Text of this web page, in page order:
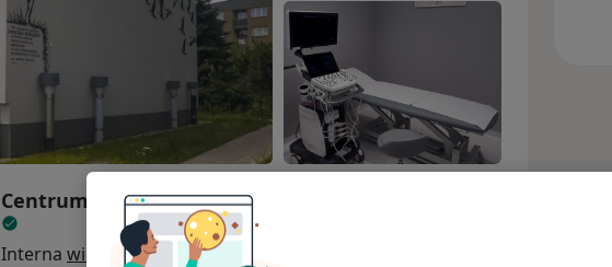
Centrum Medyczne im. Janusza Mierzwy sp. z o.o.
Interna więcej